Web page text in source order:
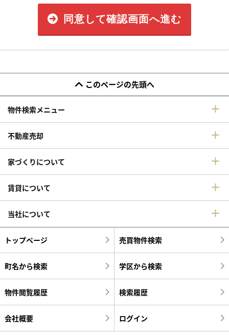
同意して確認画面へ進む
このページの先頭へ
物件検索メニュー
不動産売却
家づくりについて
賃貸について
当社について
トップページ 売買物件検索
町名から検索 学区から検索
物件閲覧履歴 検索履歴
会社概要 ログイン